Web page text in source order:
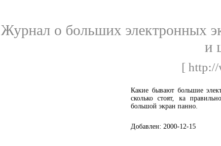
Журнал о больших электронных
и
[
Какие бывают большие
сколько стоят, ка
большой экран панно.
Добавлен: 2000-12-15